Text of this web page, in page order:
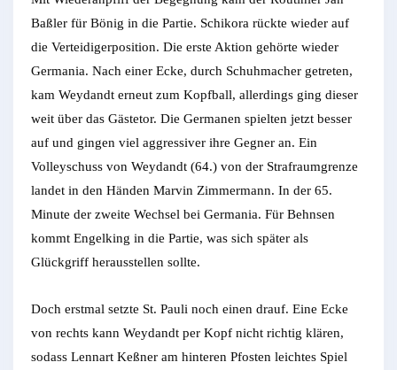
Baßler für Bönig in die Partie. Schikora rückte wieder auf
die Verteidigerposition. Die erste Aktion gehörte wieder
Germania. Nach einer Ecke, durch Schuhmacher getreten,
kam Weydandt erneut zum Kopfball, allerdings ging dieser
weit über das Gästetor. Die Germanen spielten jetzt besser
auf und gingen viel aggressiver ihre Gegner an. Ein
Volleyschuss von Weydandt (64.) von der Strafraumgrenze
landet in den Händen Marvin Zimmermann. In der 65.
Minute der zweite Wechsel bei Germania. Für Behnsen
kommt Engelking in die Partie, was sich später als
Glückgriff herausstellen sollte.
Doch erstmal setzte St. Pauli noch einen drauf. Eine Ecke
von rechts kann Weydandt per Kopf nicht richtig klären,
sodass Lennart Keßner am hinteren Pfosten leichtes Spiel